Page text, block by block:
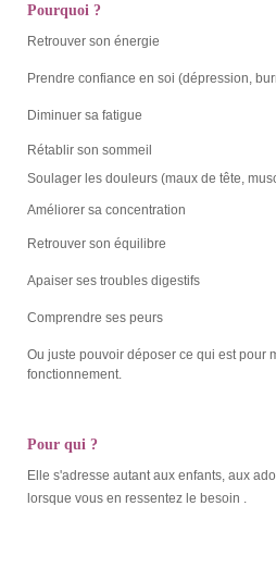
Pourquoi ?
Retrouver son énergie
Prendre confiance en soi (dépression,
Diminuer sa fatigue
Rétablir son sommeil
Soulager les douleurs (maux de tête,
Améliorer sa concentration
Retrouver son équilibre
Apaiser ses troubles digestifs
Comprendre ses peurs
Ou juste pouvoir déposer ce qui est pour
fonctionnement.
Pour qui ?
Elle s'adresse autant aux enfants, aux
lorsque vous en ressentez le besoin .